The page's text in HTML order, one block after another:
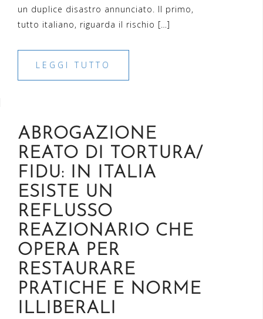
un duplice disastro annunciato. Il primo,
tutto italiano, riguarda il rischio […]
LEGGI TUTTO
ABROGAZIONE
REATO DI TORTURA/
FIDU: IN ITALIA
ESISTE UN
REFLUSSO
REAZIONARIO CHE
OPERA PER
RESTAURARE
PRATICHE E NORME
ILLIBERALI